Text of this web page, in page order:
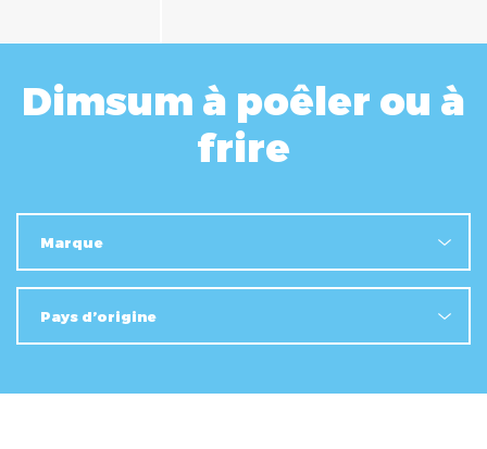
Dimsum à poêler ou à
frire